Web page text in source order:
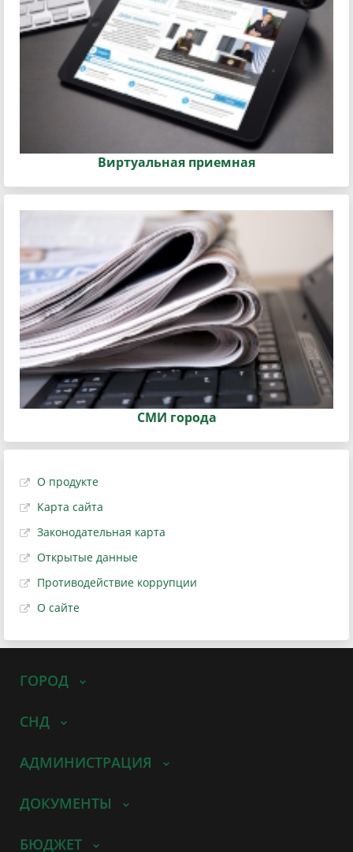
Виртуальная приемная
СМИ города
О продукте
Карта сайта
Законодательная карта
Открытые данные
Противодействие коррупции
О сайте
ГОРОД
СНД
АДМИНИСТРАЦИЯ
ДОКУМЕНТЫ
БЮДЖЕТ